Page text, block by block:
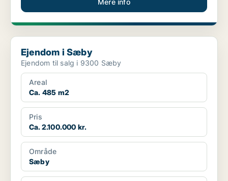
Mere info
Ejendom i Sæby
Ejendom i Sæby
Ejendom til salg i 9300 Sæby
Areal
Ca. 485 m2
Pris
Ca. 2.100.000 kr.
Område
Sæby